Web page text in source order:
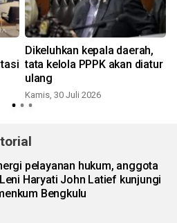
Dikeluhkan kepala daerah,
tata kelola PPPK akan diatur
ulang
Kamis, 30 Juli 2026
pelayanan hukum, anggota
Leni Haryati John Latief kunjungi
Bengkulu